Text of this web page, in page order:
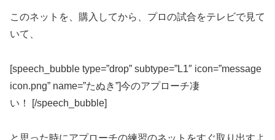
このネットを、購入してから、プロの試合をテレビで見て
いて、
[speech_bubble type=”drop” subtype=”L1″ icon=”message
icon.png” name=”たぬき”]今のアプローチ凄
い！ [/speech_bubble]
と思った時にアプローチの練習のネットをすぐ取り出すよ